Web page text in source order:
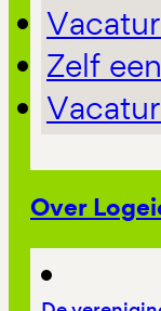
Zelf
Over